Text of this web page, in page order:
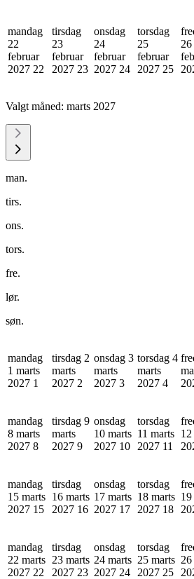
mandag
22
februar
2027 22
tirsdag
23
februar
2027 23
onsdag
24
februar
2027 24
torsdag
25
februar
2027 25
26
Valgt måned: marts 2027
man.
tirs.
ons.
tors.
fre.
lør.
søn.
mandag
1 marts
2027 1
tirsdag 2
marts
2027 2
onsdag 3
marts
2027 3
torsdag 4
marts
2027 4
mandag
8 marts
2027 8
tirsdag 9
marts
2027 9
onsdag
10 marts
2027 10
torsdag
11 marts
2027 11
12
mandag
15 marts
2027 15
tirsdag
16 marts
2027 16
onsdag
17 marts
2027 17
torsdag
18 marts
2027 18
19
mandag
22 marts
2027 22
tirsdag
23 marts
2027 23
onsdag
24 marts
2027 24
torsdag
25 marts
2027 25
26